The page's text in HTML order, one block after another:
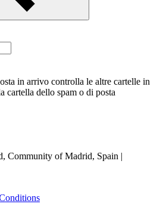
in arrivo controlla le altre cartelle in
cartella dello spam o di posta
Community of Madrid, Spain |